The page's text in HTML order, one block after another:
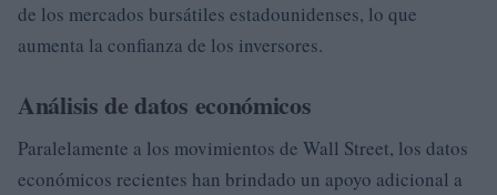
de los mercados bursátiles estadounidenses, lo que
aumenta la confianza de los inversores.
Análisis de datos económicos
Paralelamente a los movimientos de Wall Street, los datos
económicos recientes han brindado un apoyo adicional a